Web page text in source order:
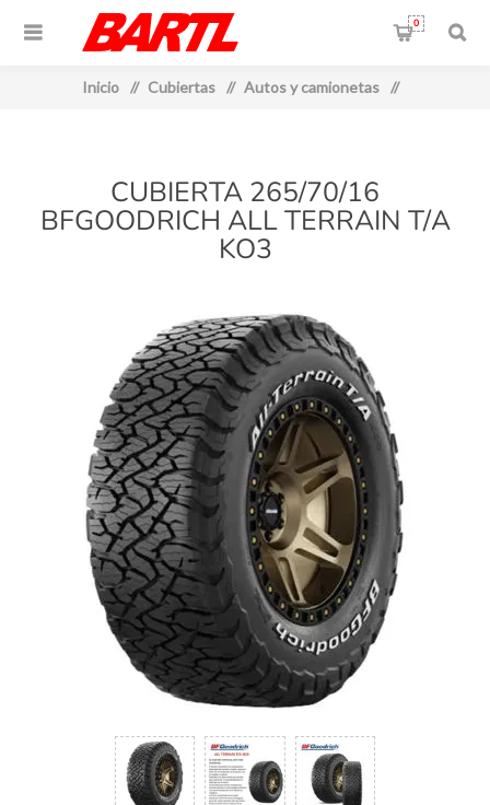
0
Inicio / Cubiertas / Autos y camionetas /
CUBIERTA 265/70/16
BFGOODRICH ALL TERRAIN T/A
KO3